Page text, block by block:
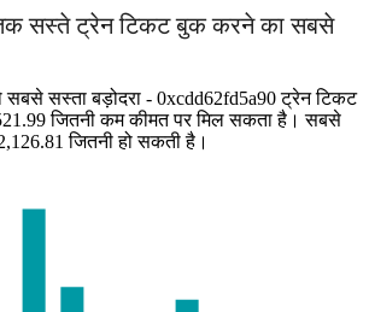
तक सस्ते ट्रेन टिकट बुक करने का सबसे
सबसे सस्ता बड़ोदरा - 0xcdd62fd5a90 ट्रेन टिकट
जितनी कम कीमत पर मिल सकता है। सबसे
जितनी हो सकती है।